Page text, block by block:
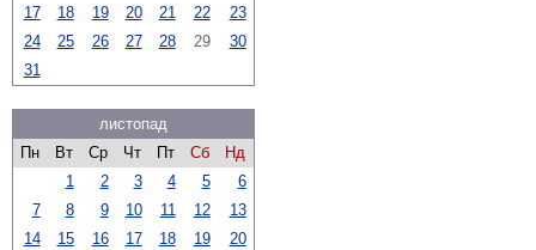
17
18 19 20 21 22
23
24
25 26 27 28 29
30
31
листопад
Пн
Вт Ср Чт Пт Сб
Нд
1
2 3 4 5
6
7
8 9 10 11 12
13
14
15 16 17 18 19
20